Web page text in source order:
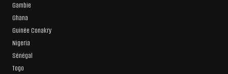
Gambie
Ghana
Guinée Conakry
Nigeria
Sénégal
Togo